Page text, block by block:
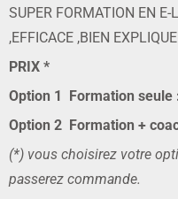
SUPER FORMATION EN E-
,EFFICACE ,BIEN
PRIX *
Option 1 Formation seule
Option 2 Formation +
(*) vous choisirez votre
passerez commande.